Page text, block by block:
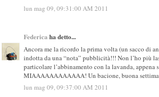
lun mag 09, 09:31:00 AM 2011
Federica ha detto...
Ancora me la ricordo la prima volta (un sacco di
indotta da una “nota” pubblicità!!! Non l’ho più
particolare l’abbinamento con la lavanda,
MIAAAAAAAAAAAA! Un bacione, buona
lun mag 09, 09:37:00 AM 2011